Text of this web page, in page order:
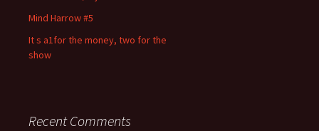
Mind Harrow #5
It s a1for the money, two for the
show
Recent Comments